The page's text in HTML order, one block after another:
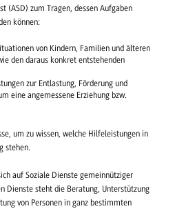
(ASD) zum Tragen, dessen Aufgaben
können:
von Kindern, Familien und älteren
den daraus konkret entstehenden
zur Entlastung, Förderung und
eine angemessene Erziehung bzw.
um zu wissen, welche Hilfeleistungen in
stehen.
auf Soziale Dienste gemeinnütziger
Dienste steht die Beratung, Unterstützung
von Personen in ganz bestimmten